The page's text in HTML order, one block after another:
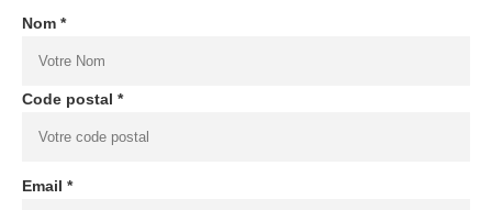
Nom *
Code postal *
Email *